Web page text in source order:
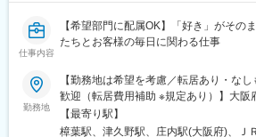
仕事内容
【希望部門に配属OK】「好き」がその
たちとお客様の毎日に関わる仕事
勤務地
【勤務地は希望を考慮／転居あり・な
歓迎（転居費用補助 ※規定あり）】大阪
良県・和歌山県・愛知県・徳島県・高知
島県・鳥取県・島根県・福岡県の直営
【最寄り駅】
樟葉駅、津久野駅、庄内駅(大阪府)、Ｊ